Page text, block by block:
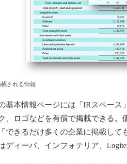
される情報
基本情報ページには「IRスペース
、ロゴなどを有償で掲載できる。
できるだけ多くの企業に掲載して
ディーバ、インフォテリア、